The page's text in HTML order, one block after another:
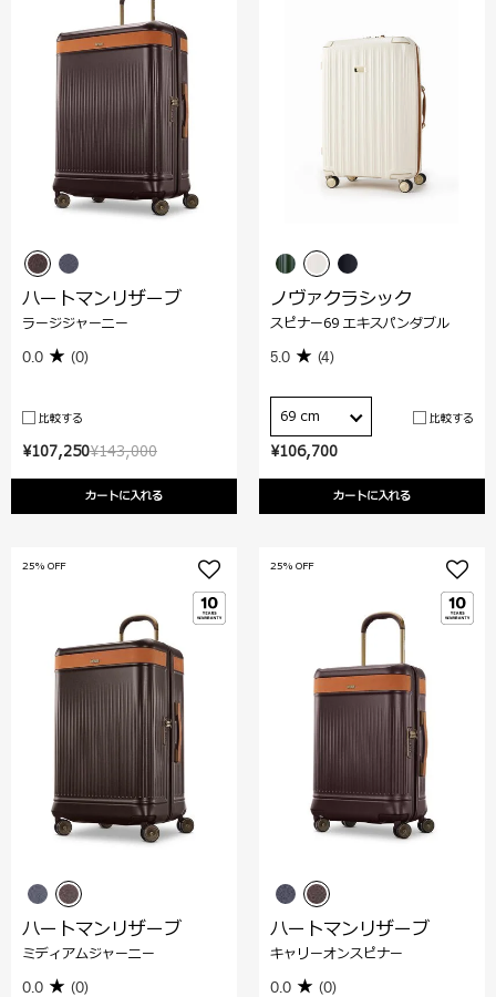
¥143,000
¥107,250
カートに入れる
ハートマンリザーブ
ラージジャーニー
0.0 (0)
比較する
¥106,700
カートに入れる
ノヴァクラシック
スピナー69 エキスパンダブル
5.0 (4)
69 cm 比較する
25% OFF
ハートマンリザーブ
ミディアムジャーニー
0.0 (0)
25% OFF
ハートマンリザーブ
キャリーオンスピナー
0.0 (0)